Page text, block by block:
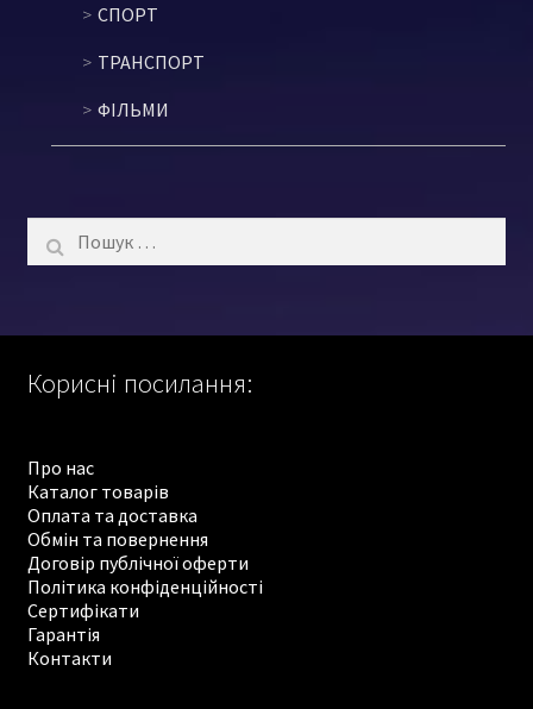
СПОРТ
ТРАНСПОРТ
ФІЛЬМИ
Корисні посилання:
Про нас
Каталог товарів
Оплата та доставка
Обмін та повернення
Договір публічної оферти
Політика конфіденційності
Сертифікати
Гарантія
Контакти